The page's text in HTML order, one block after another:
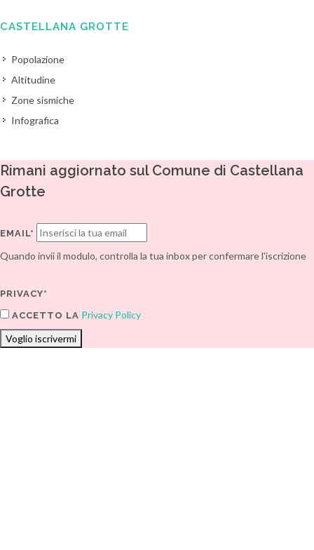
CASTELLANA GROTTE
Popolazione
Altitudine
Zone sismiche
Infografica
Rimani aggiornato sul Comune di Castellana
Grotte
EMAIL*
Quando invii il modulo, controlla la tua inbox per confermare l'iscrizione
PRIVACY*
ACCETTO LA Privacy Policy
Voglio iscrivermi